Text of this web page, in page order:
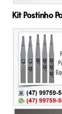
Kit Postinho